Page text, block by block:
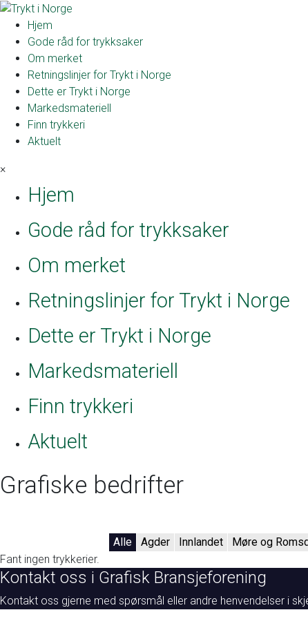
Hjem
Gode råd for trykksaker
Om merket
Retningslinjer for Trykt i Norge
Dette er Trykt i Norge
Markedsmateriell
Finn trykkeri
Aktuelt
×
Hjem
Gode råd for trykksaker
Om merket
Retningslinjer for Trykt i Norge
Dette er Trykt i Norge
Markedsmateriell
Finn trykkeri
Aktuelt
Grafiske bedrifter
Alle Agder Innlandet Møre og
Fant ingen trykkerier.
Kontakt oss i Grafisk Bransjeforening
Kontakt oss gjerne med spørsmål eller andre henvendelser i